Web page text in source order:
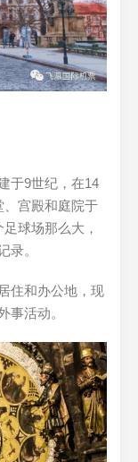
于9世纪，在14
、宫殿和庭院于
球场那么大，
录。
住和办公地，现
事活动。